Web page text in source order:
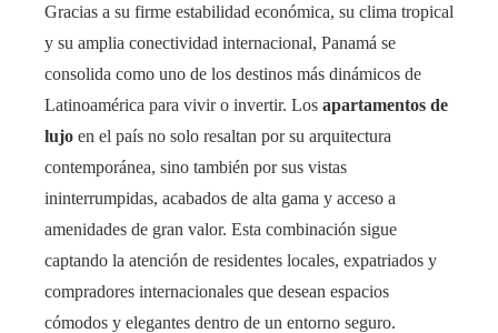
Gracias a su firme estabilidad económica, su clima tropical
y su amplia conectividad internacional, Panamá se
consolida como uno de los destinos más dinámicos de
Latinoamérica para vivir o invertir. Los apartamentos de
lujo en el país no solo resaltan por su arquitectura
contemporánea, sino también por sus vistas
ininterrumpidas, acabados de alta gama y acceso a
amenidades de gran valor. Esta combinación sigue
captando la atención de residentes locales, expatriados y
compradores internacionales que desean espacios
cómodos y elegantes dentro de un entorno seguro.